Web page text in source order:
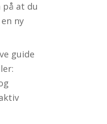
på at du
ny
guide